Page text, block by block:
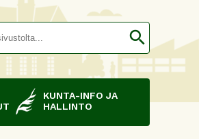
search
KUNTA-INFO JA
HALLINTO